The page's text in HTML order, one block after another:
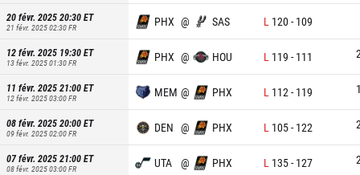
20 févr. 2025 20:30ET
21 févr. 2025 02:30FR PHX @ SAS L 120- 109
12 févr. 2025 19:30ET
13 févr. 2025 01:30FR PHX @ HOU L 119 - 111
11 févr. 2025 21:00ET
12 févr. 2025 03:00FR MEM @ PHX L 112 - 119
08 févr. 2025 20:00ET
09 févr. 2025 02:00FR DEN @ PHX L 105- 122
07 févr. 2025 21:00ET
08 févr. 2025 03:00FR UTA @ PHX L 135- 127